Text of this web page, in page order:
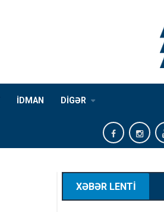
İDMAN DİGƏR
XƏBƏR LENTİ